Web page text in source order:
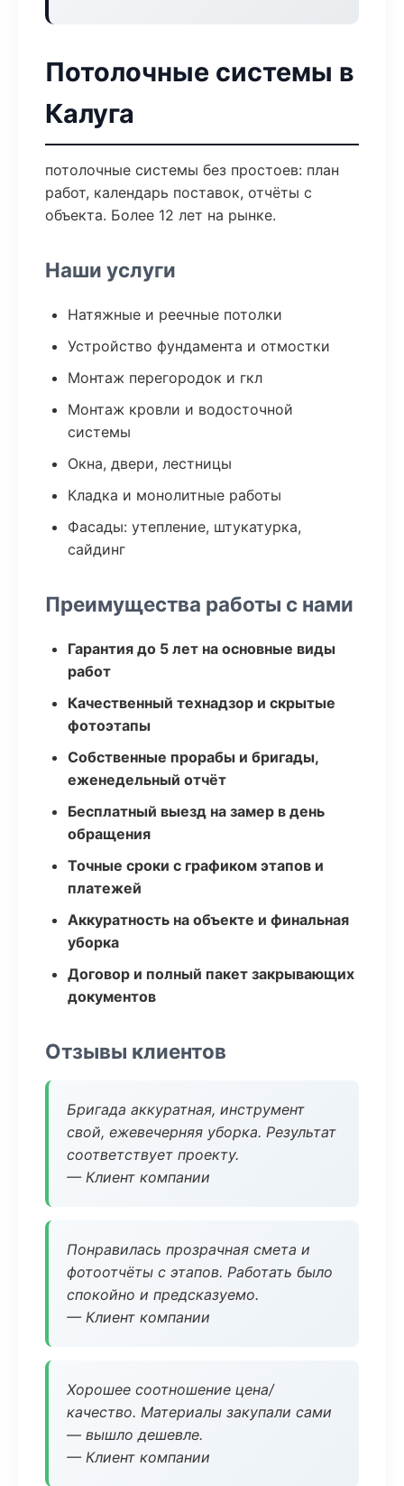
Потолочные системы в
Калуга
потолочные системы без простоев: план
работ, календарь поставок, отчёты с
объекта. Более 12 лет на рынке.
Наши услуги
Натяжные и реечные потолки
Устройство фундамента и отмостки
Монтаж перегородок и гкл
Монтаж кровли и водосточной
системы
Окна, двери, лестницы
Кладка и монолитные работы
Фасады: утепление, штукатурка,
сайдинг
Преимущества работы с нами
Гарантия до 5 лет на основные виды
работ
Качественный технадзор и скрытые
фотоэтапы
Собственные прорабы и бригады,
еженедельный отчёт
Бесплатный выезд на замер в день
обращения
Точные сроки с графиком этапов и
платежей
Аккуратность на объекте и финальная
уборка
Договор и полный пакет закрывающих
документов
Отзывы клиентов
Бригада аккуратная, инструмент
свой, ежевечерняя уборка. Результат
соответствует проекту.
— Клиент компании
Понравилась прозрачная смета и
фотоотчёты с этапов. Работать было
спокойно и предсказуемо.
— Клиент компании
Хорошее соотношение цена/
качество. Материалы закупали сами
— вышло дешевле.
— Клиент компании